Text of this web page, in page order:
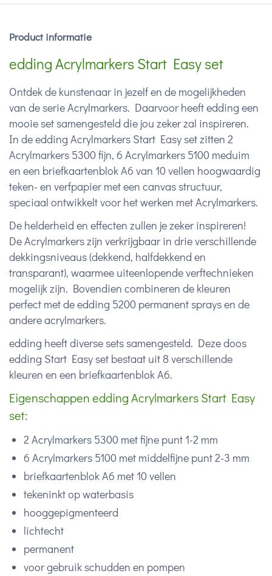
Product informatie
edding Acrylmarkers Start Easy set
Ontdek de kunstenaar in jezelf en de mogelijkheden
van de serie Acrylmarkers. Daarvoor heeft edding een
mooie set samengesteld die jou zeker zal inspireren.
In de edding Acrylmarkers Start Easy set zitten 2
Acrylmarkers 5300 fijn, 6 Acrylmarkers 5100 meduim
en een briefkaartenblok A6 van 10 vellen hoogwaardig
teken- en verfpapier met een canvas structuur,
speciaal ontwikkelt voor het werken met Acrylmarkers.
De helderheid en effecten zullen je zeker inspireren!
De Acrylmarkers zijn verkrijgbaar in drie verschillende
dekkingsniveaus (dekkend, halfdekkend en
transparant), waarmee uiteenlopende verftechnieken
mogelijk zijn. Bovendien combineren de kleuren
perfect met de edding 5200 permanent sprays en de
andere acrylmarkers.
edding heeft diverse sets samengesteld. Deze doos
edding Start Easy set bestaat uit 8 verschillende
kleuren en een briefkaartenblok A6.
Eigenschappen edding Acrylmarkers Start Easy
set:
2 Acrylmarkers 5300 met fijne punt 1-2 mm
6 Acrylmarkers 5100 met middelfijne punt 2-3 mm
briefkaartenblok A6 met 10 vellen
tekeninkt op waterbasis
hooggepigmenteerd
lichtecht
permanent
voor gebruik schudden en pompen